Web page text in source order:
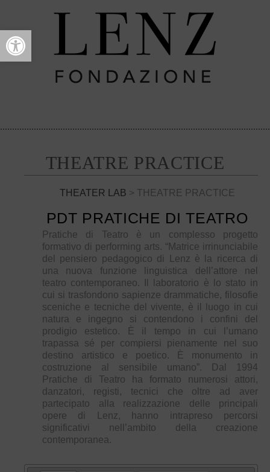
Open toolbar
THEATRE PRACTICE
THEATER LAB > THEATRE PRACTICE
PDT PRATICHE DI TEATRO
Pratiche di Teatro è un complesso progetto
formativo di performing arts. “Matrice irrinunciabile
del pensiero pedagogico di Lenz è la ricerca di
una nuova funzione linguistica dell’attore nel
teatro contemporaneo. Il laboratorio è lo stato in
cui si trasfondono sapienze drammatiche, filosofie
sceniche e tecniche del vivente, è il luogo in cui
natura e ingegno si contendono i confini del
prodigio estetico. È il tempo in cui l’umano
trapassa sé per compiersi pienamente nel suo
destino artistico e poetico. È monumento in
costruzione al sensibile umano”. Dal 1994
Pratiche di Teatro ha formato numerosi attori,
danzatori, registi, tecnici che oltre ad aver
partecipato alla realizzazione delle principali
opere di Lenz, hanno intrapreso percorsi
significativi nell’ambito della creazione
contemporanea.